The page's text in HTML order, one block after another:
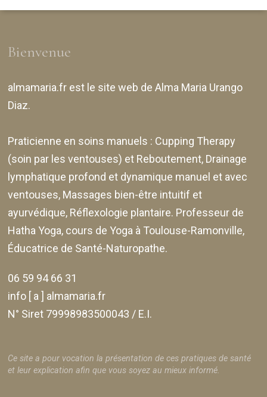
Bienvenue
almamaria.fr est le site web deAlma Maria Urango
Diaz.
Praticienne en soins manuels : Cupping Therapy
(soin par les ventouses) et Reboutement, Drainage
lymphatique profond et dynamique manuel et avec
ventouses, Massages bien-être intuitif et
ayurvédique, Réflexologie plantaire. Professeur de
Hatha Yoga, cours de Yoga à Toulouse-Ramonville,
Éducatrice de Santé-Naturopathe.
06 59 94 66 31
info [ a ] almamaria.fr
N° Siret 79998983500043 / E.I.
Ce site a pour vocation la présentation de ces pratiques de santé
et leur explication afin que vous soyez au mieux informé.